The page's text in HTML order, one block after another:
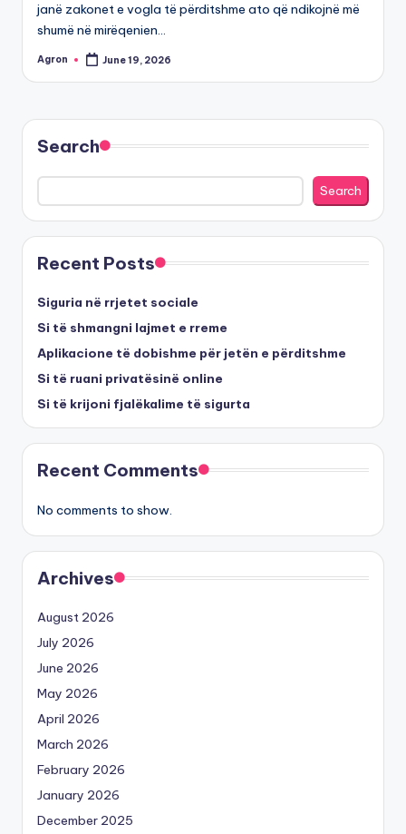
janë zakonet e vogla të përditshme ato që ndikojnë më
shumë në mirëqenien…
Posted
Agron June 19, 2026
Search
Search
Recent Posts
Siguria në rrjetet sociale
Si të shmangni lajmet e rreme
Aplikacione të dobishme për jetën e përditshme
Si të ruani privatësinë online
Si të krijoni fjalëkalime të sigurta
Recent Comments
No comments to show.
Archives
August 2026
July 2026
June 2026
May 2026
April 2026
March 2026
February 2026
January 2026
December 2025